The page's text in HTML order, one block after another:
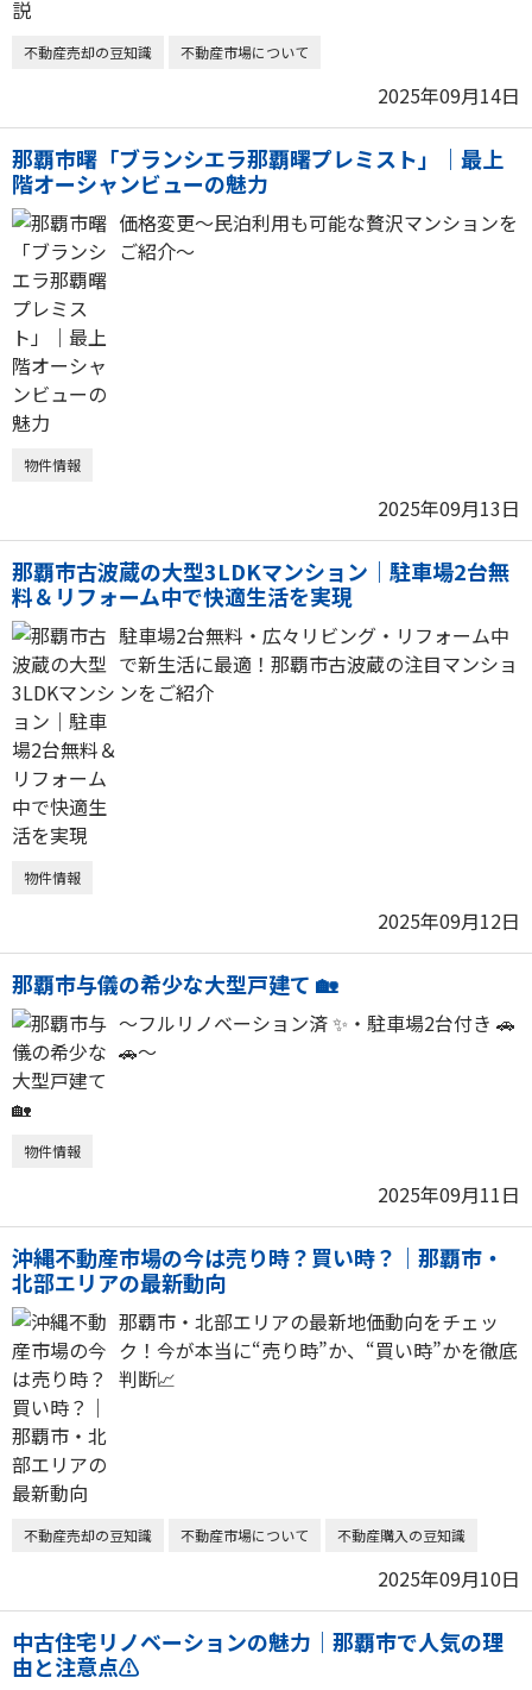
不動産売却の豆知識 不動産市場について
2025年09月14日
那覇市曙「ブランシエラ那覇曙プレミスト」｜最上
階オーシャンビューの魅力
価格変更～民泊利用も可能な贅沢マンションを
ご紹介～
物件情報
2025年09月13日
那覇市古波蔵の大型3LDKマンション｜駐車場2台無
料＆リフォーム中で快適生活を実現
駐車場2台無料・広々リビング・リフォーム中
で新生活に最適！那覇市古波蔵の注目マンショ
ンをご紹介
物件情報
2025年09月12日
那覇市与儀の希少な大型戸建て 🏡
～フルリノベーション済 ✨・駐車場2台付き 🚗
🚗～
物件情報
2025年09月11日
沖縄不動産市場の今は売り時？買い時？｜那覇市・
北部エリアの最新動向
那覇市・北部エリアの最新地価動向をチェッ
ク！今が本当に“売り時”か、“買い時”かを徹底
判断📈
不動産売却の豆知識 不動産市場について 不動産購入の豆知識
2025年09月10日
中古住宅リノベーションの魅力｜那覇市で人気の理
由と注意点⚠️